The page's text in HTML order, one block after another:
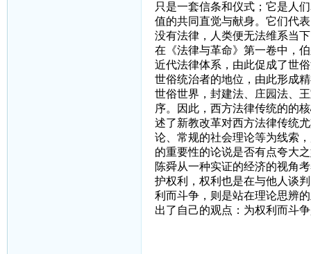
只是一套信条和仪式；它是人
值的共同直觉与献身。它们代
没有法律，人类便无法维系当
在《法律与革命》第一卷中，
近代法律体系，由此促成了世
世俗统治者的地位，由此形成
世俗世界，封建法、庄园法、
序。因此，西方法律传统的的
述了新教改革对西方法律传统
论、常规的社会理论等为线索
的重要性的论说是否有点夸大
陈舜从一种实证的经济的视角
护权利，权利也是在与他人谈
利而斗争，则是站在理论思辨
出了自己的观点：为权利而斗